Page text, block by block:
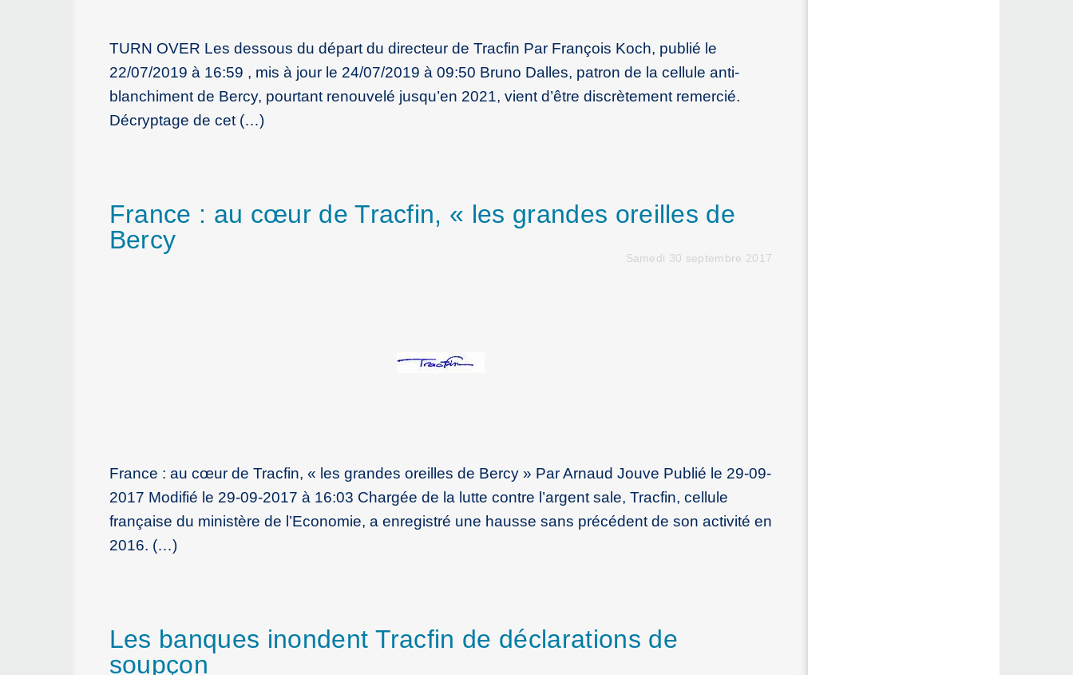
TURN OVER Les dessous du départ du directeur de Tracfin Par François Koch, publié le
22/07/2019 à 16:59 , mis à jour le 24/07/2019 à 09:50 Bruno Dalles, patron de la cellule anti-
blanchiment de Bercy, pourtant renouvelé jusqu’en 2021, vient d’être discrètement remercié.
Décryptage de cet (…)
France : au cœur de Tracfin, « les grandes oreilles de
Bercy
Samedi 30 septembre 2017
France : au cœur de Tracfin, « les grandes oreilles de Bercy » Par Arnaud Jouve Publié le 29-09-
2017 Modifié le 29-09-2017 à 16:03 Chargée de la lutte contre l’argent sale, Tracfin, cellule
française du ministère de l’Economie, a enregistré une hausse sans précédent de son activité en
2016. (…)
Les banques inondent Tracfin de déclarations de
soupçon